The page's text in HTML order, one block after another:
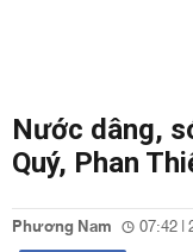
Nước dâng,
Quý, Phan
Phương Nam 07:42 |